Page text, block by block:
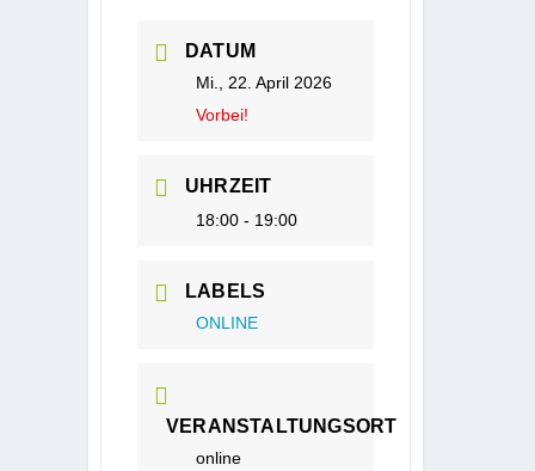
DATUM
Mi., 22. April 2026
Vorbei!
UHRZEIT
18:00 - 19:00
LABELS
ONLINE
VERANSTALTUNGSORT
online